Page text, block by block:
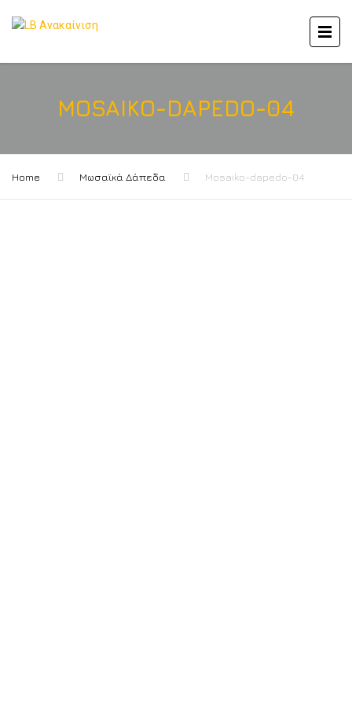
MOSAIKO-DAPEDO-04
Home Μωσαϊκά Δάπεδα Mosaiko-dapedo-04